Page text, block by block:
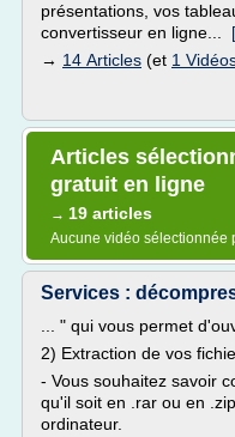
présentations, vos
convertisseur en ligne...
→ 14 Articles (et 1
Articles
gratuit en ligne
→ 19 articles
Aucune vidéo sélectionnée
Services :
... " qui vous permet
2) Extraction de vos
- Vous souhaitez savoir
qu'il soit en .rar ou en
ordinateur.